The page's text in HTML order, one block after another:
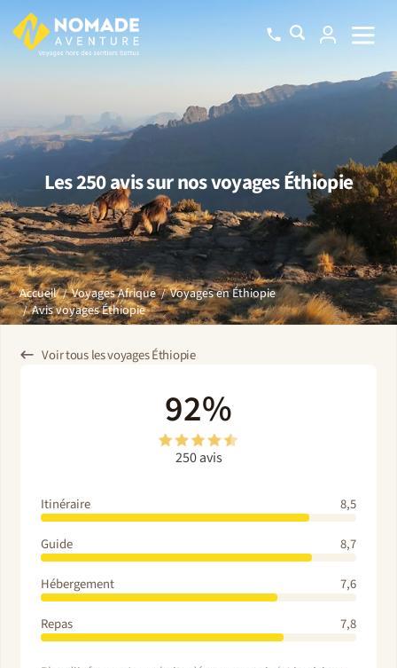
Les 250 avis sur nos voyages Éthiopie
Accueil Voyages Afrique
Voyages en Éthiopie
Avis voyages Éthiopie
Voir tous les voyages Éthiopie
92%
250 avis
Itinéraire 8,5
Guide 8,7
Hébergement 7,6
Repas 7,8